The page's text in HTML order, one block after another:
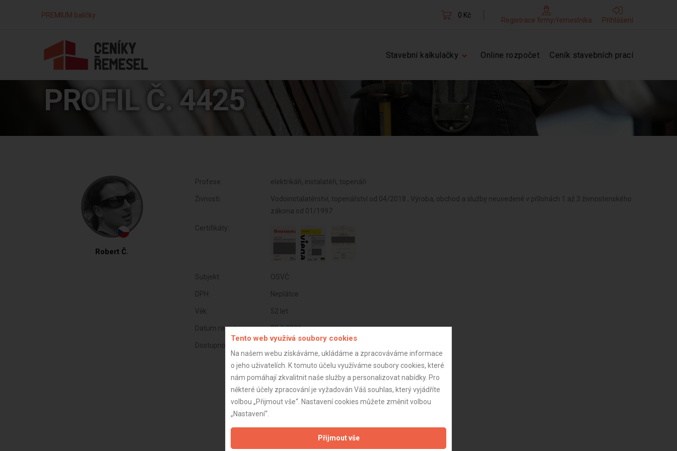
PREMIUM balíčky 0 Kč
Registrace firmy/řemeslníka Přihlášení
Stavební kalkulačky Online rozpočet Ceník stavebních prací
PROFIL Č. 4425
Robert Č.
Profese: elektrikáři, instalatéři, topenáři
Živnosti:
Vodoinstalatérství, topenářství od 04/2018 , Výroba, obchod a služby neuvedené v přílohách 1 až 3 živnostenského
zákona od 01/1997
Certifikáty:
Subjekt: OSVČ
DPH: Neplátce
Věk: 52 let
Datum registrace: 20.8.2021
Dostupnost:
Tento web využívá soubory cookies
Na našem webu získáváme, ukládáme a zpracováváme informace
o jeho uživatelích. K tomuto účelu využíváme soubory cookies, které
nám pomáhají zkvalitnit naše služby a personalizovat nabídky. Pro
některé účely zpracování je vyžadován Váš souhlas, který vyjádříte
volbou „Přijmout vše“. Nastavení cookies můžete změnit volbou
„Nastavení“.
Přijmout vše